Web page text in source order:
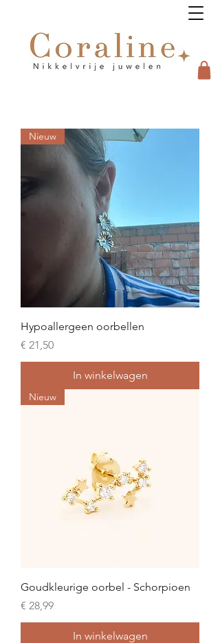
Nieuw
Hypoallergeen oorbellen
Prijs
€ 21,50
In winkelwagen
Nieuw
Goudkleurige oorbel - Schorpioen
Prijs
€ 28,99
In winkelwagen